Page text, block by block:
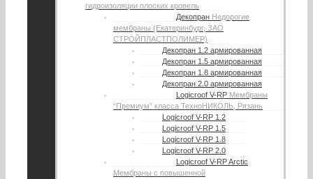
гидроизоляции плоских кровель
Декопран Недорогие
мембраны (Екатеринбург, ЗАО
СТРОЙПЛАСТПОЛИМЕР)
Декопран 1.2 армированная
Декопран 1.5 армированная
Декопран 1.8 армированная
Декопран 2.0 армированная
Logicroof V-RP Мембраны
“Премиум” класса ТехноНИКОЛЬ, Рязань
Logicroof V-RP 1.2
Logicroof V-RP 1.5
Logicroof V-RP 1.8
Logicroof V-RP 2.0
Logicroof V-RP Arctic
Мембраны с повышенной